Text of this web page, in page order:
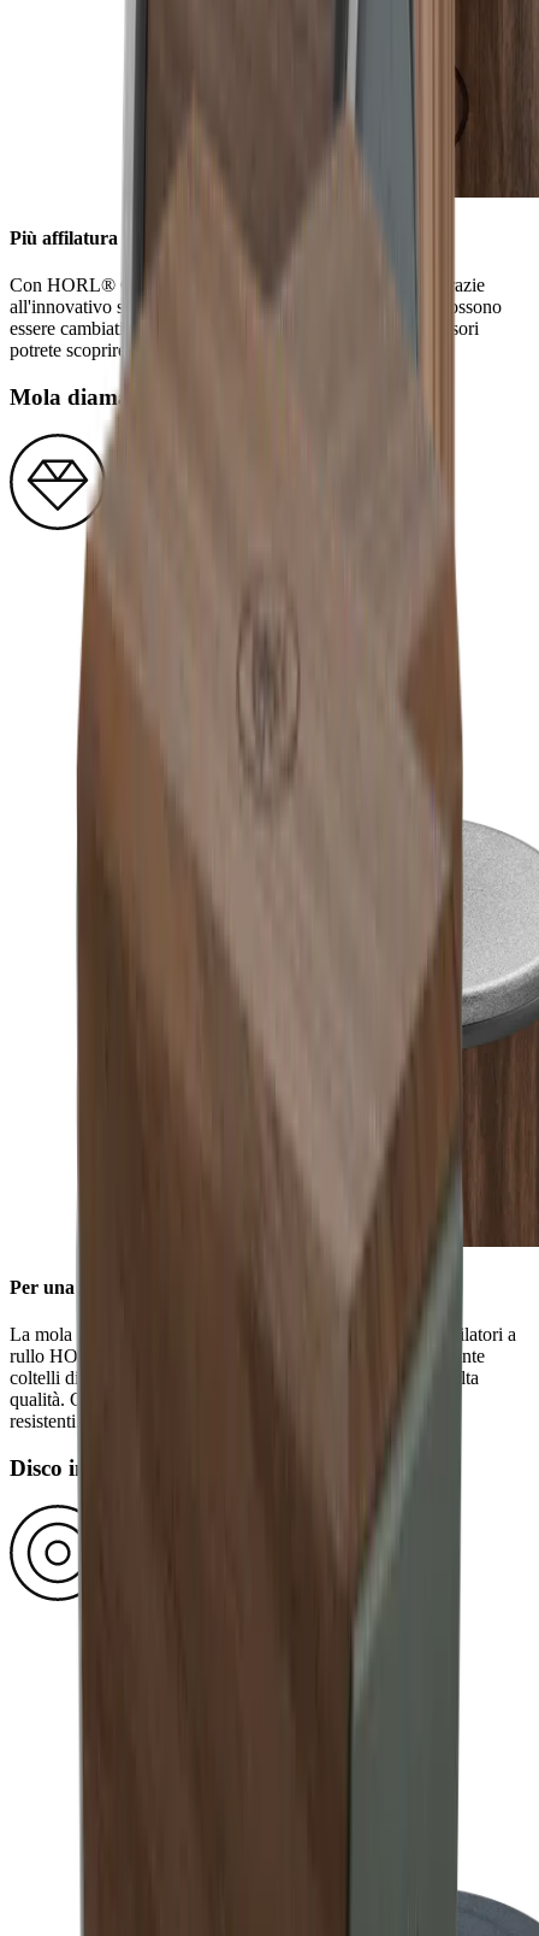
Più affilatura in un batter d'occhio
Con HORL® Quick Lock, tutte le opzioni sono aperte. Grazie
all'innovativo sistema di bloccaggio, i dischi di affilatura possono
essere cambiati con un solo movimento. Con i nostri accessori
potrete scoprire ancora più livelli di affilatura.
Mola diamantata
Per una rapida affilatura
La mola diamantata standard è preassemblata su tutte gli affilatori a
rullo HORL®. È possibile utilizzarla per affilare efficacemente
coltelli di qualsiasi durezza e conferire loro un'affilatura di alta
qualità. Ciò è garantito da diamanti in blocco estremamente
resistenti.
Disco in ceramica